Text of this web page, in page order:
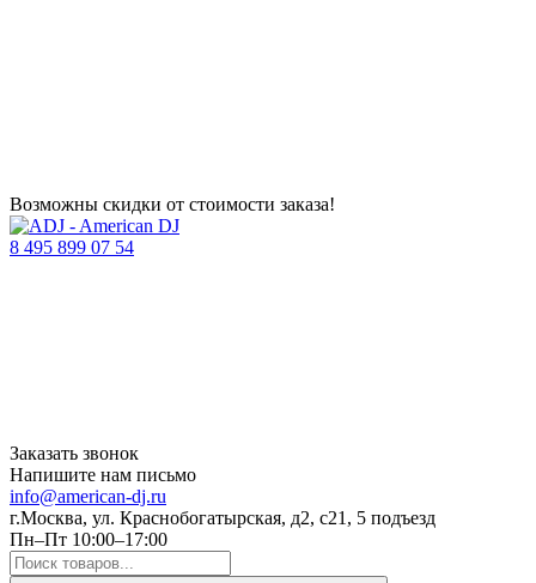
Возможны скидки от стоимости заказа!
8 495 899 07 54
Заказать звонок
Напишите нам письмо
info@american-dj.ru
г.Москва, ул. Краснобогатырская, д2, с21, 5 подъезд
Пн–Пт 10:00–17:00